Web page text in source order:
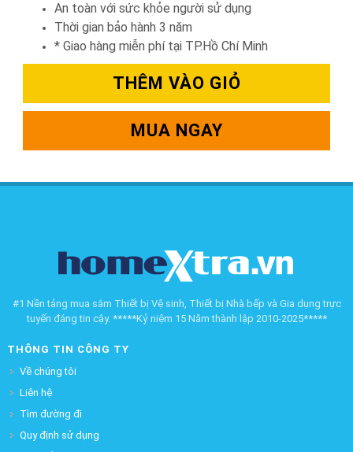
An toàn với sức khỏe người sử dụng
Thời gian bảo hành 3 năm
* Giao hàng miễn phí tại TP.Hồ Chí Minh
THÊM VÀO GIỎ
MUA NGAY
#1 Nền tảng mua sắm Thiết bị Vệ sinh, Thiết bị Nhà bếp và Gia dụng trực
tuyến đáng tin cậy. *****Kỷ niệm 15 Năm thành lập 2010-2025*****
THÔNG TIN CÔNG TY
Về chúng tôi
Liên hệ
Tìm đường đi
Quy định sử dụng